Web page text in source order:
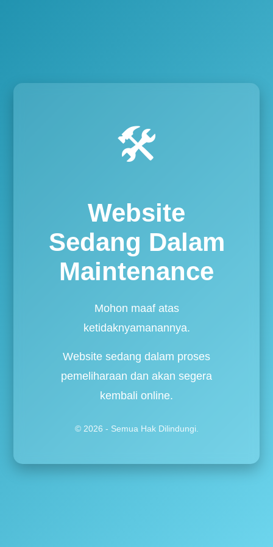
🛠️
Website
Sedang Dalam
Maintenance
Mohon maaf atas
ketidaknyamanannya.
Website sedang dalam proses
pemeliharaan dan akan segera
kembali online.
© 2026 - Semua Hak Dilindungi.